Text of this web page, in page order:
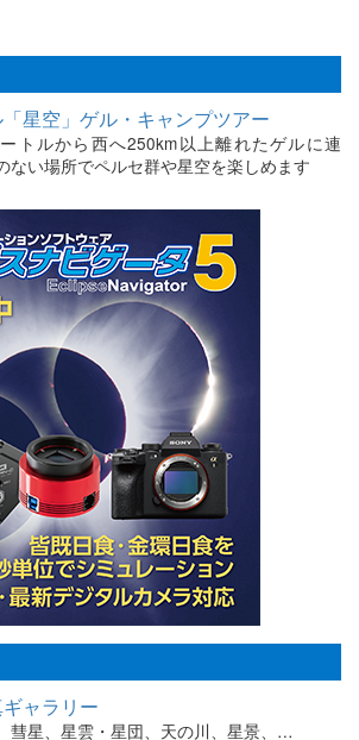
星空」ゲル・キャンプツアー
トルから西へ250km以上離れたゲルに連
ない場所でペルセ群や星空を楽しめます
ャラリー
彗星、星雲・星団、天の川、星景、…